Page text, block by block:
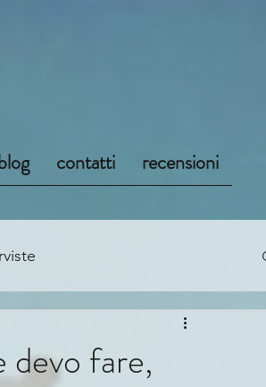
contatti recensioni
devo fare,